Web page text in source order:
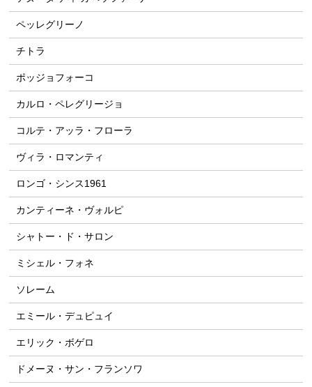
ペッレグリーノ
チトラ
ポッジョフォーコ
カルロ・ペレグリージョ
コルテ・アッラ・フローラ
ヴィラ・ロマンティ
ロンゴ・シンス1961
カンティーネ・ヴォルピ
シャトー・ド・サロン
ミシェル・フォネ
ソレーム
エミール・デュピュイ
エリック・ボゲロ
ドメーヌ・サン・フランソワ